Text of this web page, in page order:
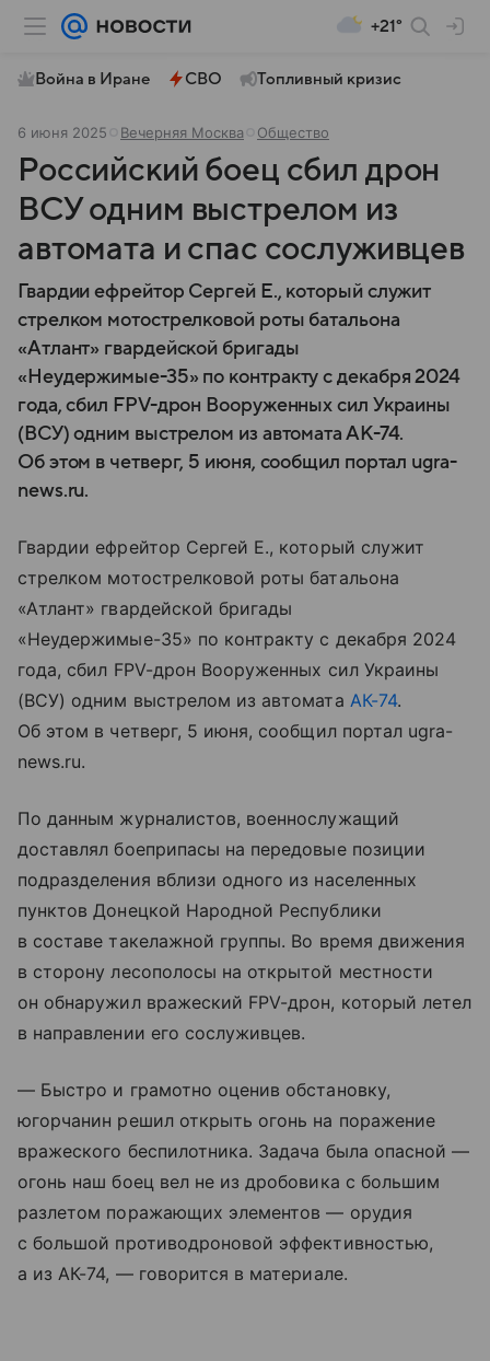
+21°
Война в Иране СВО Топливный кризис
6 июня 2025 Вечерняя Москва Общество
Российский боец сбил дрон
ВСУ одним выстрелом из
автомата и спас сослуживцев
Гвардии ефрейтор Сергей Е., который служит
стрелком мотострелковой роты батальона
«Атлант» гвардейской бригады
«Неудержимые-35» по контракту с декабря 2024
года, сбил FPV-дрон Вооруженных сил Украины
(ВСУ) одним выстрелом из автомата АК-74.
Об этом в четверг, 5 июня, сообщил портал ugra-
news.ru.
Гвардии ефрейтор Сергей Е., который служит
стрелком мотострелковой роты батальона
«Атлант» гвардейской бригады
«Неудержимые-35» по контракту с декабря 2024
года, сбил FPV-дрон Вооруженных сил Украины
(ВСУ) одним выстрелом из автомата АК-74.
Об этом в четверг, 5 июня, сообщил портал ugra-
news.ru.
По данным журналистов, военнослужащий
доставлял боеприпасы на передовые позиции
подразделения вблизи одного из населенных
пунктов Донецкой Народной Республики
в составе такелажной группы. Во время движения
в сторону лесополосы на открытой местности
он обнаружил вражеский FPV-дрон, который летел
в направлении его сослуживцев.
— Быстро и грамотно оценив обстановку,
югорчанин решил открыть огонь на поражение
вражеского беспилотника. Задача была опасной —
огонь наш боец вел не из дробовика с большим
разлетом поражающих элементов — орудия
с большой противодроновой эффективностью,
а из АК-74, — говорится в материале.